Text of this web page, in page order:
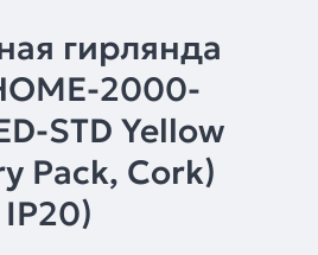
гирлянда
2000-
STD Yellow
Pack, Cork)